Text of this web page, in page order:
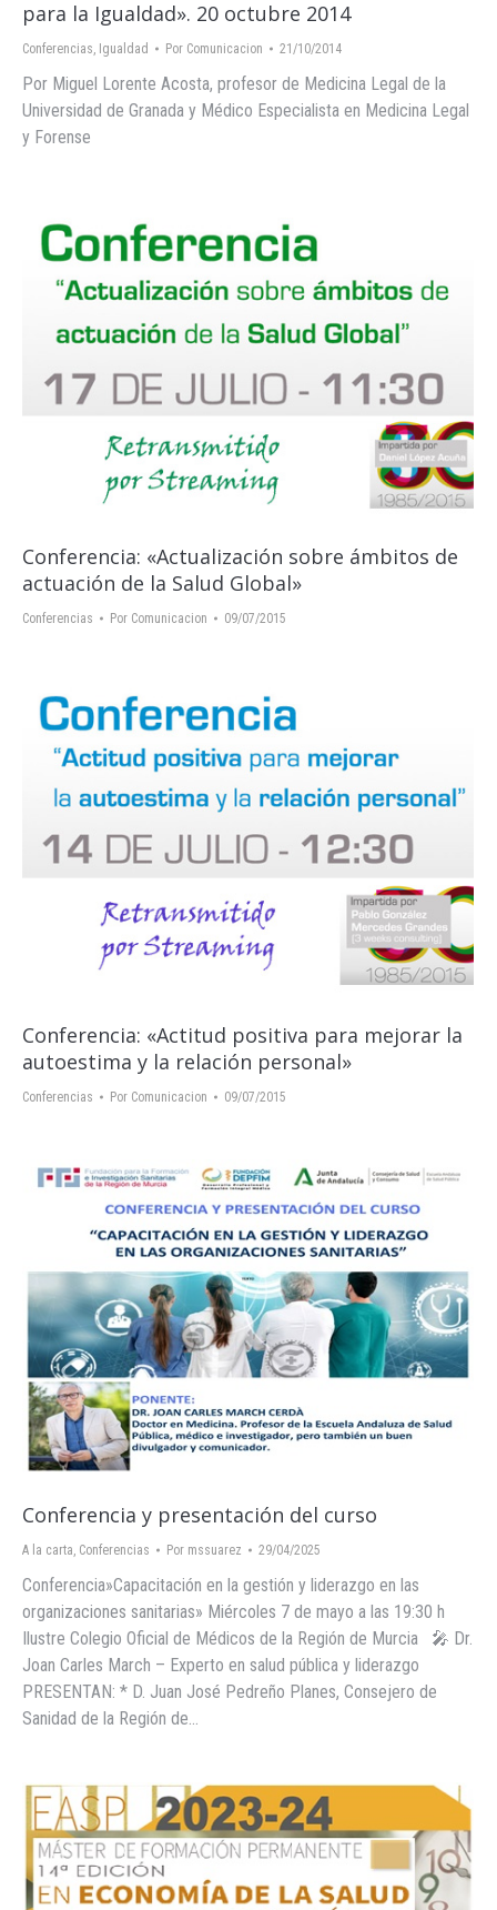
para la Igualdad». 20 octubre 2014
Conferencias, Igualdad Por Comunicacion 21/10/2014
Por Miguel Lorente Acosta, profesor de Medicina Legal de la
Universidad de Granada y Médico Especialista en Medicina Legal
y Forense
Conferencia: «Actualización sobre ámbitos de
actuación de la Salud Global»
Conferencias Por Comunicacion 09/07/2015
Conferencia: «Actitud positiva para mejorar la
autoestima y la relación personal»
Conferencias Por Comunicacion 09/07/2015
Conferencia y presentación del curso
A la carta, Conferencias Por mssuarez 29/04/2025
Conferencia»Capacitación en la gestión y liderazgo en las
organizaciones sanitarias» Miércoles 7 de mayo a las 19:30 h
Ilustre Colegio Oficial de Médicos de la Región de Murcia 🎤 Dr.
Joan Carles March – Experto en salud pública y liderazgo
PRESENTAN: * D. Juan José Pedreño Planes, Consejero de
Sanidad de la Región de…